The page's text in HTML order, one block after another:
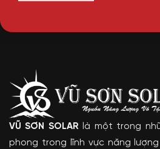
VŨ SƠN SOLAR là một trong
phong trong lĩnh vực năng